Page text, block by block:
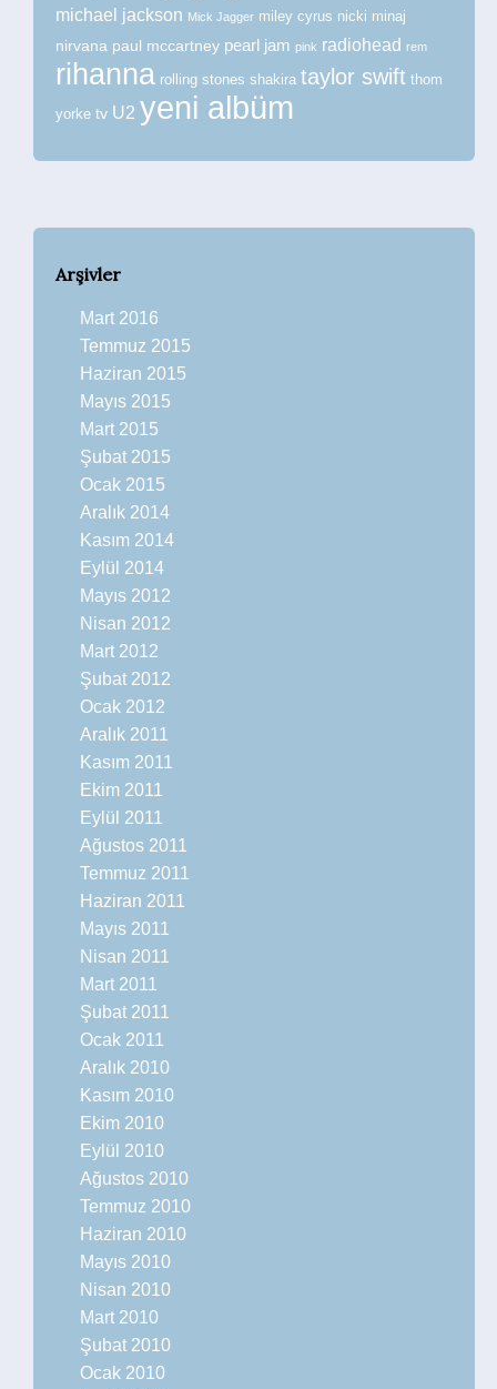
michael jackson Mick Jagger miley cyrus nicki minaj
nirvana paul mccartney pearl jam pink radiohead rem
rihanna rolling stones shakira taylor swift thom
yorke tv U2 yeni albüm
Arşivler
Mart 2016
Temmuz 2015
Haziran 2015
Mayıs 2015
Mart 2015
Şubat 2015
Ocak 2015
Aralık 2014
Kasım 2014
Eylül 2014
Mayıs 2012
Nisan 2012
Mart 2012
Şubat 2012
Ocak 2012
Aralık 2011
Kasım 2011
Ekim 2011
Eylül 2011
Ağustos 2011
Temmuz 2011
Haziran 2011
Mayıs 2011
Nisan 2011
Mart 2011
Şubat 2011
Ocak 2011
Aralık 2010
Kasım 2010
Ekim 2010
Eylül 2010
Ağustos 2010
Temmuz 2010
Haziran 2010
Mayıs 2010
Nisan 2010
Mart 2010
Şubat 2010
Ocak 2010